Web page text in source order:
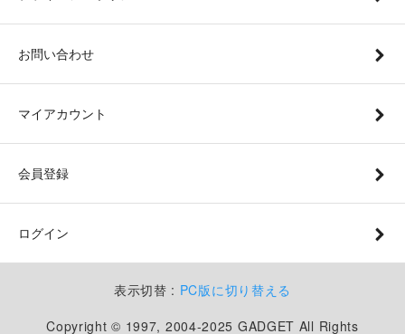
お問い合わせ
マイアカウント
会員登録
ログイン
表示切替 : PC版に切り替える
Copyright © 1997, 2004-2025 GADGET All Rights